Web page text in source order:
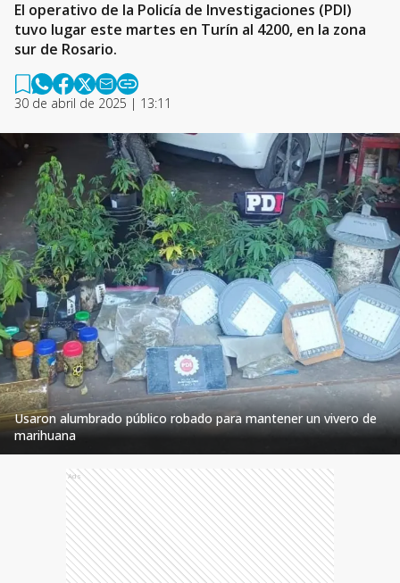
El operativo de la Policía de Investigaciones (PDI)
tuvo lugar este martes en Turín al 4200, en la zona
sur de Rosario.
30 de abril de 2025 | 13:11
Usaron alumbrado público robado para mantener un vivero de
marihuana
Ads